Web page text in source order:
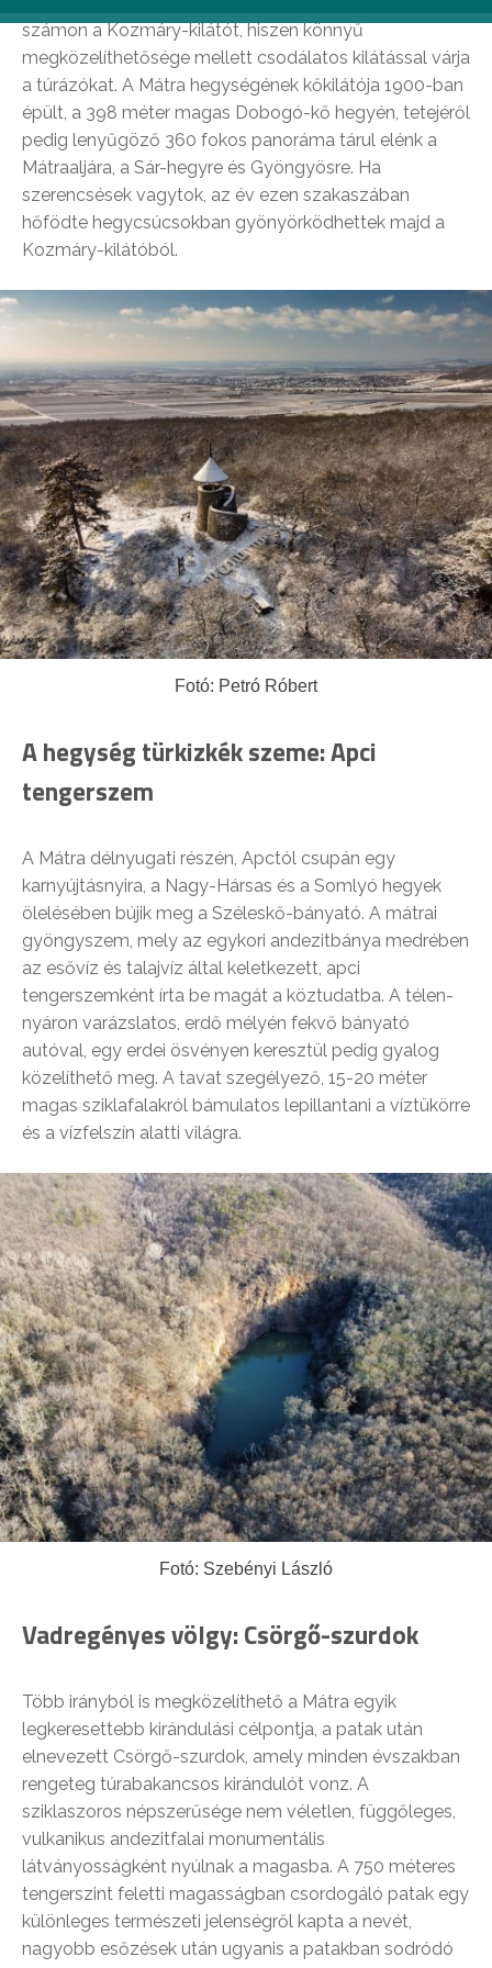
számon a Kozmáry-kilátót, hiszen könnyű
megközelíthetősége mellett csodálatos kilátással várja
a túrázókat. A Mátra hegységének kőkilátója 1900-ban
épült, a 398 méter magas Dobogó-kő hegyén, tetejéről
pedig lenyűgöző 360 fokos panoráma tárul elénk a
Mátraaljára, a Sár-hegyre és Gyöngyösre. Ha
szerencsések vagytok, az év ezen szakaszában
hőfödte hegycsúcsokban gyönyörködhettek majd a
Kozmáry-kilátóból.
Fotó: Petró Róbert
A hegység türkizkék szeme: Apci
tengerszem
A Mátra délnyugati részén, Apctól csupán egy
karnyújtásnyira, a Nagy-Hársas és a Somlyó hegyek
ölelésében bújik meg a Széleskő-bányató. A mátrai
gyöngyszem, mely az egykori andezitbánya medrében
az esővíz és talajvíz által keletkezett, apci
tengerszemként írta be magát a köztudatba. A télen-
nyáron varázslatos, erdő mélyén fekvő bányató
autóval, egy erdei ösvényen keresztül pedig gyalog
közelíthető meg. A tavat szegélyező, 15-20 méter
magas sziklafalakról bámulatos lepillantani a víztükörre
és a vízfelszín alatti világra.
Fotó: Szebényi László
Vadregényes völgy: Csörgő-szurdok
Több irányból is megközelíthető a Mátra egyik
legkeresettebb kirándulási célpontja, a patak után
elnevezett Csörgő-szurdok, amely minden évszakban
rengeteg túrabakancsos kirándulót vonz. A
sziklaszoros népszerűsége nem véletlen, függőleges,
vulkanikus andezitfalai monumentális
látványosságként nyúlnak a magasba. A 750 méteres
tengerszint feletti magasságban csordogáló patak egy
különleges természeti jelenségről kapta a nevét,
nagyobb esőzések után ugyanis a patakban sodródó